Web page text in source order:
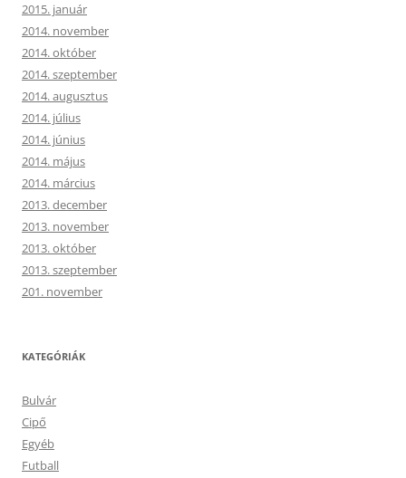
2015. január
2014. november
2014. október
2014. szeptember
2014. augusztus
2014. július
2014. június
2014. május
2014. március
2013. december
2013. november
2013. október
2013. szeptember
201. november
KATEGÓRIÁK
Bulvár
Cipő
Egyéb
Futball